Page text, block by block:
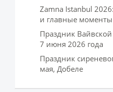
Zamna Istanbul
и главные моменты
Праздник
7 июня 2026 года
Праздник
мая, Добеле